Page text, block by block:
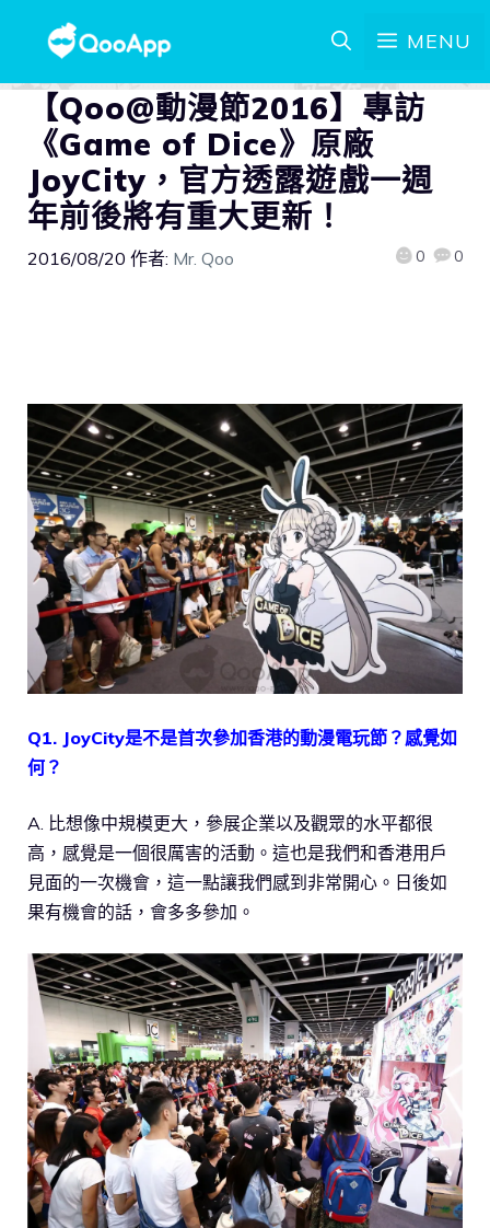
MENU
【Qoo@動漫節2016】專訪
《Game of Dice》原廠
JoyCity，官方透露遊戲一週
年前後將有重大更新！
2016/08/20 作者: Mr. Qoo 0 0
Q1. JoyCity是不是首次參加香港的動漫電玩節？感覺如
何？
A. 比想像中規模更大，參展企業以及觀眾的水平都很
高，感覺是一個很厲害的活動。這也是我們和香港用戶
見面的一次機會，這一點讓我們感到非常開心。日後如
果有機會的話，會多多參加。